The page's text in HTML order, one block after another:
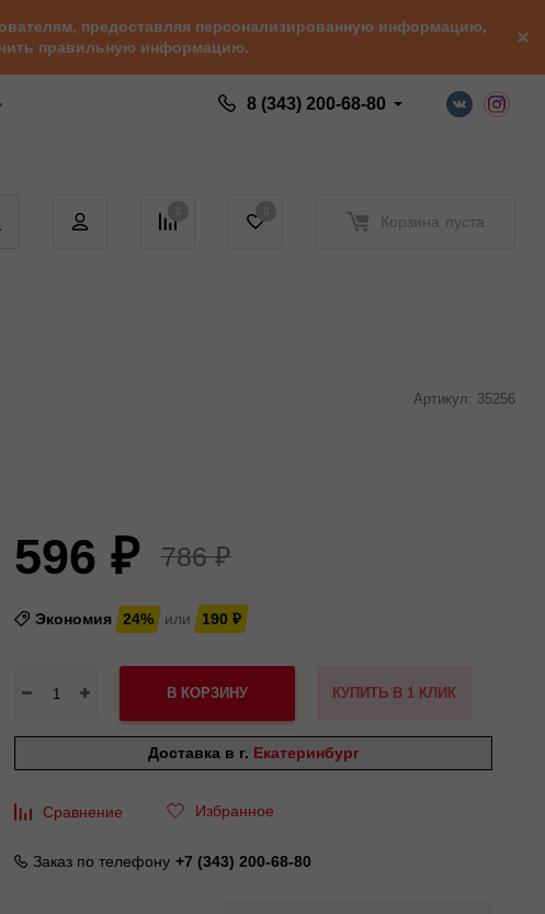
предоставляя персонализированную информацию,
правильную информацию.
8 (343) 200-68-80
Корзина пуста
Артикул: 35256
596 ₽ 786₽
Экономия 24% или 190 ₽
В КОРЗИНУ КУПИТЬ В 1 КЛИК
Доставка в г. Екатеринбург
Сравнение Избранное
Заказ по телефону +7 (343) 200-68-80